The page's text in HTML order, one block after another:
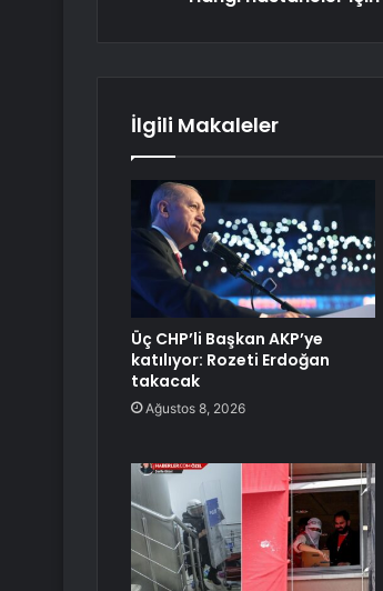
İlgili Makaleler
Üç CHP’li Başkan AKP’ye
katılıyor: Rozeti Erdoğan
takacak
Ağustos 8, 2026